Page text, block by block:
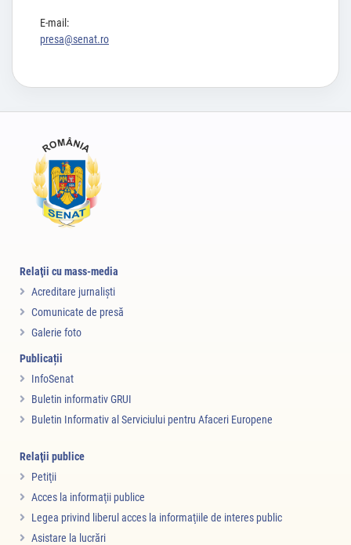
E-mail:
presa@senat.ro
Relaţii cu mass-media
Acreditare jurnalişti
Comunicate de presă
Galerie foto
Publicații
InfoSenat
Buletin informativ GRUI
Buletin Informativ al Serviciului pentru Afaceri Europene
Relaţii publice
Petiţii
Acces la informaţii publice
Legea privind liberul acces la informaţiile de interes public
Asistare la lucrări